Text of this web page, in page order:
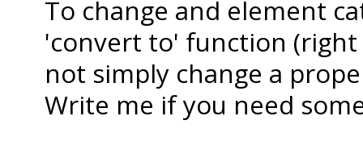
To change and element
'convert to' function (right
not simply change a
Write me if you need